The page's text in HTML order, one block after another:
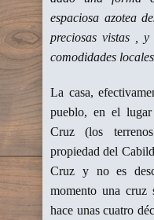
espaciosa azotea
preciosas vistas ,
comodidades
La casa,
pueblo, en el
Cruz (los
propiedad del
Cruz y no es
momento una cruz
hace unas cuatro